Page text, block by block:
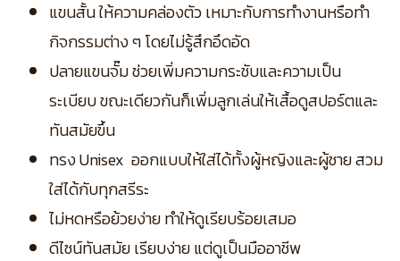
แขนสั้น ให้ความคล่องตัว เหมาะกับการทำงานหรือทำ
กิจกรรมต่าง ๆ โดยไม่รู้สึกอึดอัด
ปลายแขนจั๊ม ช่วยเพิ่มความกระชับและความเป็น
ระเบียบ ขณะเดียวกันก็เพิ่มลูกเล่นให้เสื้อดูสปอร์ตและ
ทันสมัยขึ้น
ทรง Unisex ออกแบบให้ใส่ได้ทั้งผู้หญิงและผู้ชาย สวม
ใส่ได้กับทุกสรีระ
ไม่หดหรือย้วยง่าย ทำให้ดูเรียบร้อยเสมอ
ดีไซน์ทันสมัย เรียบง่าย แต่ดูเป็นมืออาชีพ